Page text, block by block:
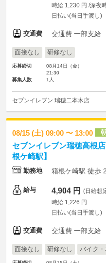
時給 1,230 円 /深夜
日払い(当日手渡し)
交通費 交通費 一部支給
面接なし 研修なし
応募締切
08月14日（金）
21:30
募集人数
1人
セブンイレブン 瑞穂二本木店
08/15 (土) 09:00 〜 13:00 朝
セブンイレブン瑞穂高根
根ケ崎駅】
勤務地 箱根ケ崎駅 徒歩
給与 4,904 円 (日給想
時給 1,226 円
日払い(当日手渡し)
交通費 交通費 一部支給
面接なし 研修なし バイク